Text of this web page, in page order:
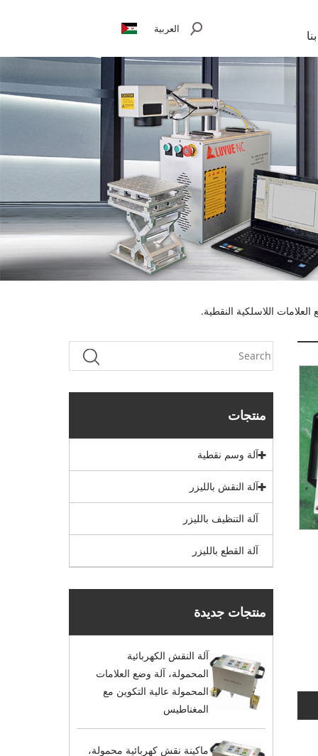
العربية
اللاسلكية النقطية.
منتجات
آلة وسم نقطية
آلة النقش بالليزر
آلة التنظيف بالليزر
آلة القطع بالليزر
منتجات جديدة
آلة النقش الكهربائية
المحمولة، آلة وضع العلامات
المحمولة عالية التكوين مع
المغناطيس
ماكينة نقش كهربائية محمولة،